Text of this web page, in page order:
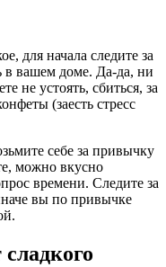
для начала следите за
в вашем доме. Да-да, ни
не устоять, сбиться, за
(заесть стресс
себе за привычку
можно вкусно
времени. Следите за
вы по привычке